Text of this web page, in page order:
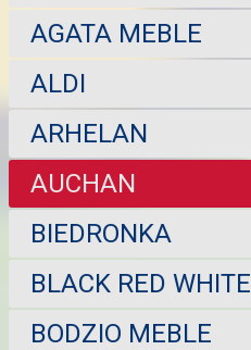
AGATA MEBLE
ALDI
ARHELAN
AUCHAN
BIEDRONKA
BLACK RED WHITE
BODZIO MEBLE